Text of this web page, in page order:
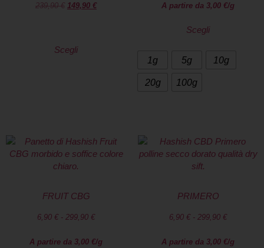
239,90€ 149,90 €
Scegli
A partire da 3,00 €/g
Scegli
1g 5g 10g
20g 100g
FRUIT CBG
6,90 € - 299,90 €
A partire da 3,00 €/g
PRIMERO
6,90 € - 299,90 €
A partire da 3,00 €/g